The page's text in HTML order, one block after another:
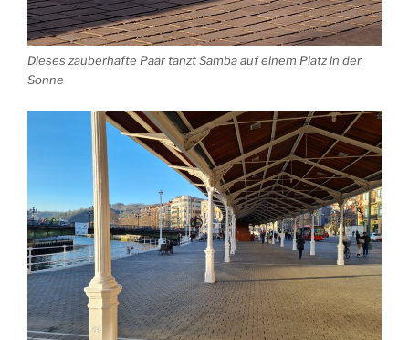
Dieses zauberhafte Paar tanzt Samba auf einem Platz in der
Sonne